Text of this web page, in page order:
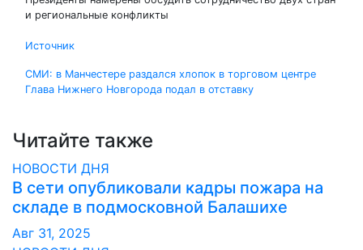
и региональные конфликты
Источник
Навигация
записям
СМИ: в Манчестере раздался хлопок в торговом центре
Глава Нижнего Новгорода подал в отставку
Читайте также
НОВОСТИ ДНЯ
В сети опубликовали кадры пожара на
складе в подмосковной Балашихе
Авг 31, 2025